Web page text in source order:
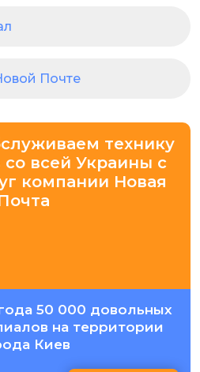
Почте
технику
всей Украины с
компании Новая
50 000 довольных
на территории
Киев